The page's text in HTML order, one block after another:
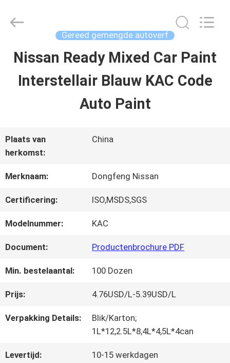
THUIS
PRODUCTEN
VIDEOS
OVER
ONS
KWALITEITSCONTROLE
CONTACTEER
Meklon
Gereed gemengde autoverf
Nissan Ready Mixed Car Paint
Interstellair Blauw KAC Code
Auto Paint
Plaats van
herkomst:
China
Merknaam: Dongfeng Nissan
Certificering: ISO,MSDS,SGS
Modelnummer: KAC
Document: Productenbrochure PDF
Min. bestelaantal: 100 Dozen
Prijs: 4.76USD/L-5.39USD/L
Verpakking Details:
Blik/Karton;
1L*12,2.5L*8,4L*4,5L*4can
Levertijd: 10-15 werkdagen